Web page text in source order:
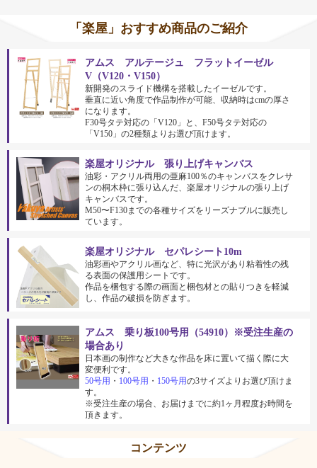
「楽屋」おすすめ商品のご紹介
アムス アルテージュ フラットイーゼル
V（V120・V150）
新開発のスライド機構を搭載したイーゼルです。
垂直に近い角度で作品制作が可能、収納時はcmの厚さ
になります。
F30号タテ対応の「V120」と、F50号タテ対応の
「V150」の2種類よりお選び頂けます。
楽屋オリジナル 張り上げキャンバス
油彩・アクリル両用の亜麻100％のキャンバスをクレサ
ンの桐木枠に張り込んだ、楽屋オリジナルの張り上げ
キャンバスです。
M50〜F130までの各種サイズをリーズナブルに販売し
ています。
楽屋オリジナル セパレシート10m
油彩画やアクリル画など、特に光沢があり粘着性の残
る表面の保護用シートです。
作品を梱包する際の画面と梱包材との貼りつきを軽減
し、作品の破損を防ぎます。
アムス 乗り板100号用（54910）※受注生産の
場合あり
日本画の制作など大きな作品を床に置いて描く際に大
変便利です。
50号用 ・ 100号用 ・ 150号用の3サイズよりお選び頂けま
す。
※受注生産の場合、お届けまでに約1ヶ月程度お時間を
頂きます。
コンテンツ